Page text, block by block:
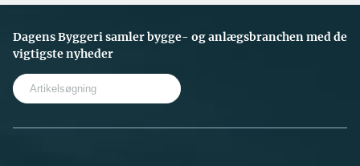
Dagens Byggeri samler bygge- og anlægsbranchen med de
vigtigste nyheder